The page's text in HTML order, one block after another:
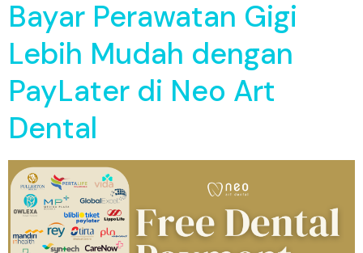
Bayar Perawatan Gigi
Lebih Mudah dengan
PayLater di Neo Art
Dental